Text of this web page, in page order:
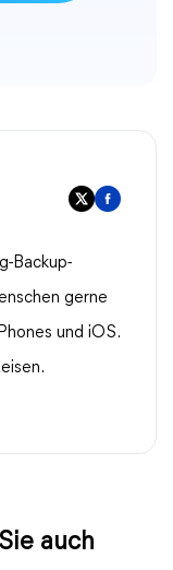
Backup-
gerne
und iOS.
auch